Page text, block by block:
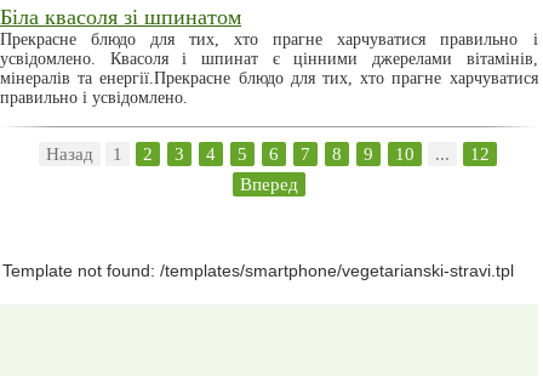
Біла квасоля зі шпинатом
Прекрасне блюдо для тих, хто прагне харчуватися правильно і
усвідомлено. Квасоля і шпинат є цінними джерелами вітамінів,
мінералів та енергії.Прекрасне блюдо для тих, хто прагне харчуватися
правильно і усвідомлено.
Назад 1 2 3 4 5 6 7 8 9 10 ...
12
Вперед
Template not found: /templates/smartphone/vegetarianski-stravi.tpl